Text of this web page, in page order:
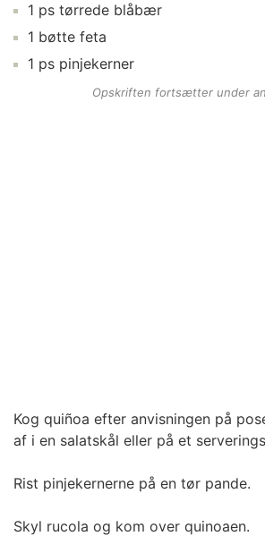
1 ps tørrede blåbær
1 bøtte feta
1 ps pinjekerner
Opskriften fortsætter under
Kog quiñoa efter anvisningen på
af i en salatskål eller på et
Rist pinjekernerne på en tør pande.
Skyl rucola og kom over quinoaen.